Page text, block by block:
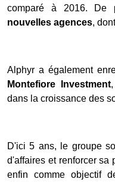
comparé à 2016. De
nouvelles agences,
Alphyr a également
Montefiore Investment
dans la croissance des
D'ici 5 ans, le groupe
d'affaires et renforcer sa
enfin comme objectif